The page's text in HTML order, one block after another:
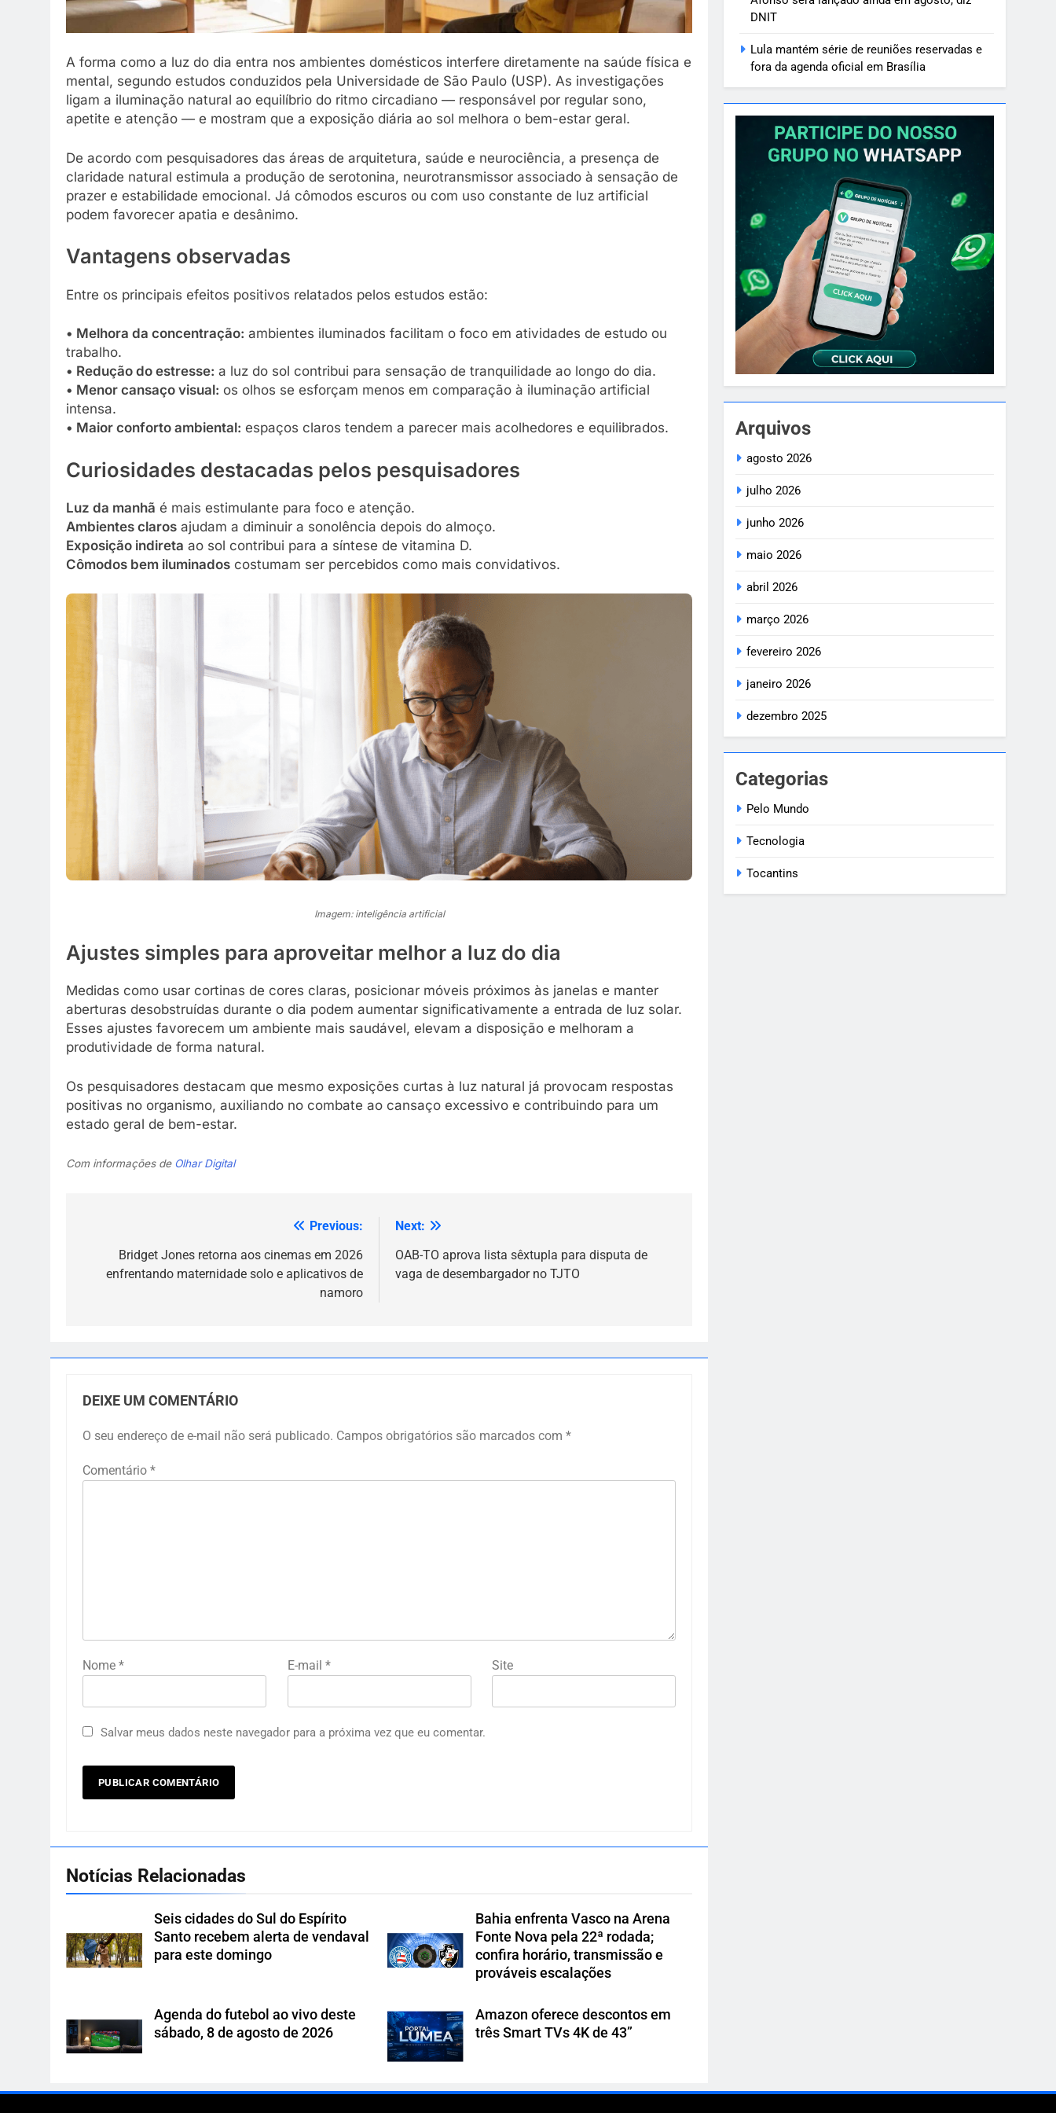
A forma como a luz do dia entra nos ambientes domésticos interfere diretamente na saúde física e
mental, segundo estudos conduzidos pela Universidade de São Paulo (USP). As investigações
ligam a iluminação natural ao equilíbrio do ritmo circadiano — responsável por regular sono,
apetite e atenção — e mostram que a exposição diária ao sol melhora o bem-estar geral.
De acordo com pesquisadores das áreas de arquitetura, saúde e neurociência, a presença de
claridade natural estimula a produção de serotonina, neurotransmissor associado à sensação de
prazer e estabilidade emocional. Já cômodos escuros ou com uso constante de luz artificial
podem favorecer apatia e desânimo.
Vantagens observadas
Entre os principais efeitos positivos relatados pelos estudos estão:
• Melhora da concentração: ambientes iluminados facilitam o foco em atividades de estudo ou
trabalho.
• Redução do estresse: a luz do sol contribui para sensação de tranquilidade ao longo do dia.
• Menor cansaço visual: os olhos se esforçam menos em comparação à iluminação artificial
intensa.
• Maior conforto ambiental: espaços claros tendem a parecer mais acolhedores e equilibrados.
Curiosidades destacadas pelos pesquisadores
Luz da manhã é mais estimulante para foco e atenção.
Ambientes claros ajudam a diminuir a sonolência depois do almoço.
Exposição indireta ao sol contribui para a síntese de vitamina D.
Cômodos bem iluminados costumam ser percebidos como mais convidativos.
Imagem: inteligência artificial
Ajustes simples para aproveitar melhor a luz do dia
Medidas como usar cortinas de cores claras, posicionar móveis próximos às janelas e manter
aberturas desobstruídas durante o dia podem aumentar significativamente a entrada de luz solar.
Esses ajustes favorecem um ambiente mais saudável, elevam a disposição e melhoram a
produtividade de forma natural.
Os pesquisadores destacam que mesmo exposições curtas à luz natural já provocam respostas
positivas no organismo, auxiliando no combate ao cansaço excessivo e contribuindo para um
estado geral de bem-estar.
Com informações de Olhar Digital
Previous:
Bridget Jones retorna aos cinemas em 2026
enfrentando maternidade solo e aplicativos de
namoro
Next:
OAB-TO aprova lista sêxtupla para disputa de
vaga de desembargador no TJTO
DEIXE UM COMENTÁRIO
O seu endereço de e-mail não será publicado. Campos obrigatórios são marcados com *
Comentário *
Nome * E-mail * Site
Salvar meus dados neste navegador para a próxima vez que eu comentar.
Notícias Relacionadas
Seis cidades do Sul do Espírito
Santo recebem alerta de vendaval
para este domingo
Bahia enfrenta Vasco na Arena
Fonte Nova pela 22ª rodada;
confira horário, transmissão e
prováveis escalações
Agenda do futebol ao vivo deste
sábado, 8 de agosto de 2026
Amazon oferece descontos em
três Smart TVs 4K de 43”
DNIT
Lula mantém série de reuniões reservadas e
fora da agenda oficial em Brasília
Arquivos
agosto 2026
julho 2026
junho 2026
maio 2026
abril 2026
março 2026
fevereiro 2026
janeiro 2026
dezembro 2025
Categorias
Pelo Mundo
Tecnologia
Tocantins